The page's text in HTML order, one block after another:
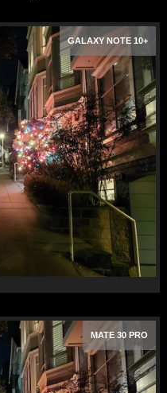
GALAXY NOTE 10+
MATE 30 PRO